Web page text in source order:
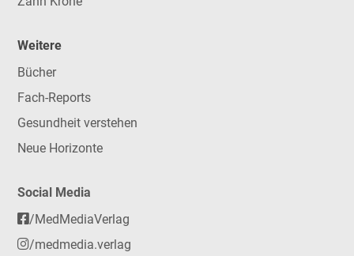
Weitere
Bücher
Fach-Reports
Gesundheit verstehen
Neue Horizonte
Social Media
/MedMediaVerlag
/medmedia.verlag